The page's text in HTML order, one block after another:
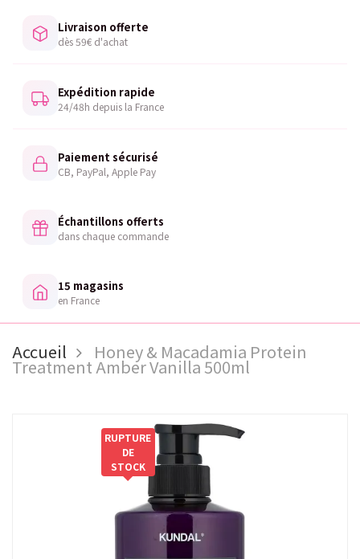
Livraison offerte
dès 59€ d'achat
Expédition rapide
24/48h depuis la France
Paiement sécurisé
CB, PayPal, Apple Pay
Échantillons offerts
dans chaque commande
15 magasins
en France
Accueil Honey & Macadamia Protein
Treatment Amber Vanilla 500ml
RUPTURE
DE
STOCK